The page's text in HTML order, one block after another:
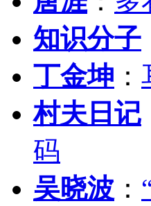
知识分子
丁金坤 ：
村夫日记
码
吴晓波 ：